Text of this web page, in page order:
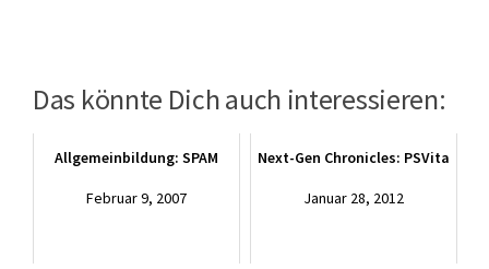
Das könnte Dich auch interessieren:
Allgemeinbildung: SPAM
Februar 9, 2007
Next-Gen Chronicles: PSVita
Januar 28, 2012